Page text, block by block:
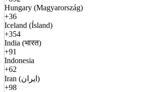
Hungary (Magyarország)
+36
Iceland (Ísland)
+354
India (भारत)
+91
Indonesia
+62
Iran (ایران)
+98